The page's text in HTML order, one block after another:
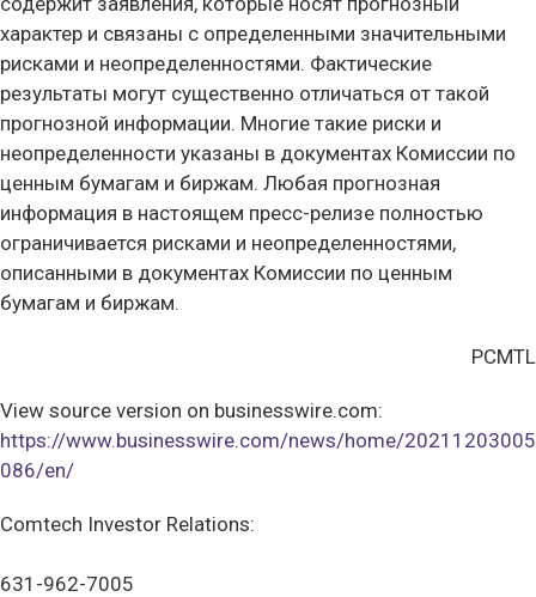
характер и связаны с определенными значительными
рисками и неопределенностями. Фактические
результаты могут существенно отличаться от такой
прогнозной информации. Многие такие риски и
неопределенности указаны в документах Комиссии по
ценным бумагам и биржам. Любая прогнозная
информация в настоящем пресс-релизе полностью
ограничивается рисками и неопределенностями,
описанными в документах Комиссии по ценным
бумагам и биржам.
PCMTL
View source version on businesswire.com:
https://www.businesswire.com/news/home/20211203005
086/en/
Comtech Investor Relations:
631-962-7005